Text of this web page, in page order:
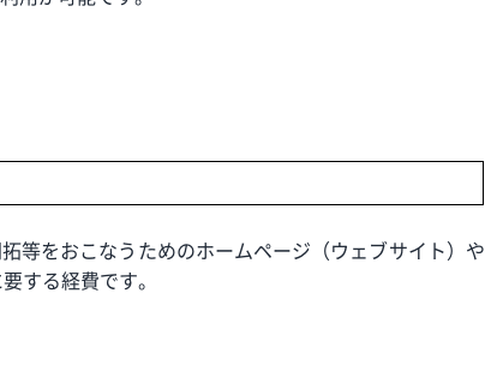
等をおこなうためのホームページ（ウェブサイト）や
する経費です。